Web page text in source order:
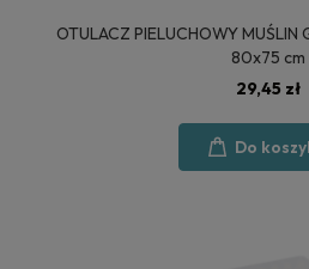
OTULACZ PIELUCHOWY MUŚLIN
80x75 cm
29,45 zł
Do